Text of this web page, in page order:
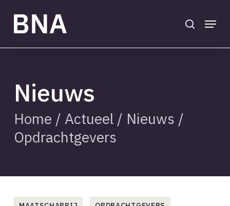
main
Menu
Nieuws
Home / Actueel/ Nieuws /
Opdrachtgevers
Close